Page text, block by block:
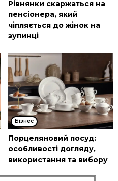
Рівнянки скаржаться на
пенсіонера, який
чіпляється до жінок на
зупинці
Бізнес
Порцеляновий посуд:
особливості догляду,
використання та вибору